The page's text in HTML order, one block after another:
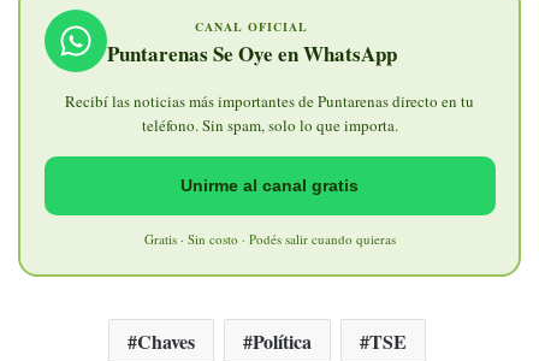
CANAL OFICIAL
Puntarenas Se Oye en WhatsApp
Recibí las noticias más importantes de Puntarenas directo en tu
teléfono. Sin spam, solo lo que importa.
Unirme al canal gratis
Gratis · Sin costo · Podés salir cuando quieras
Chaves Política TSE